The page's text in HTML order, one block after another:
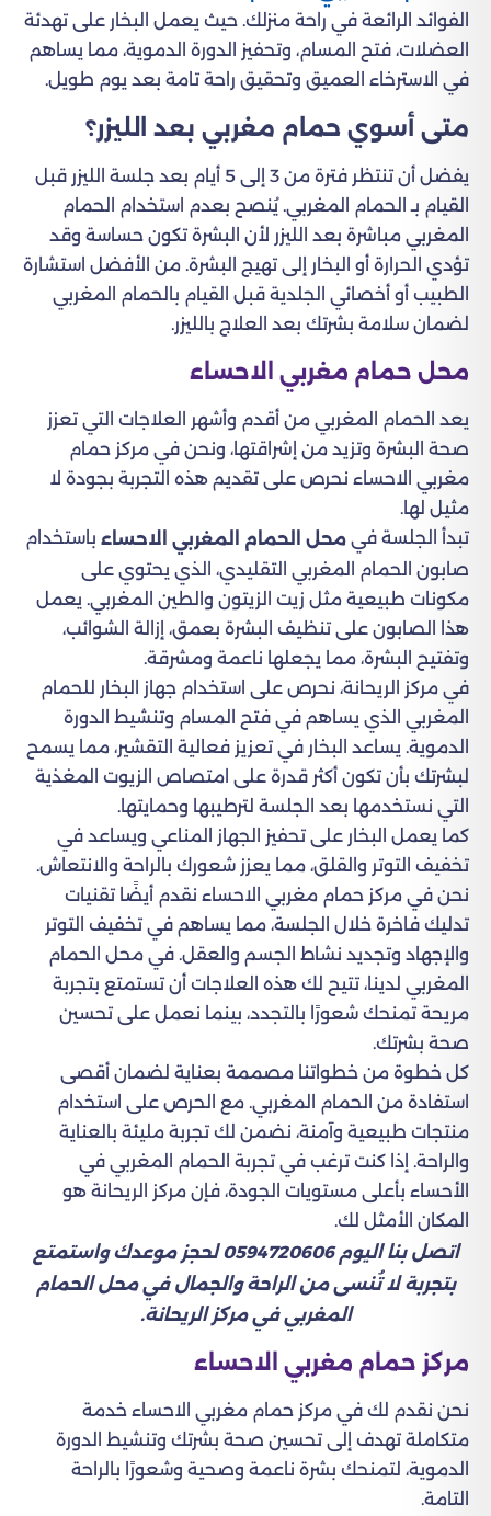
الفوائد الرائعة في راحة منزلك. حيث يعمل البخار على تهدئة
العضلات، فتح المسام، وتحفيز الدورة الدموية، مما يساهم
في الاسترخاء العميق وتحقيق راحة تامة بعد يوم طويل.
متى أسوي حمام مغربي بعد الليزر؟
يفضل أن تنتظر فترة من 3 إلى 5 أيام بعد جلسة الليزر قبل
القيام بـ الحمام المغربي. يُنصح بعدم استخدام الحمام
المغربي مباشرة بعد الليزر لأن البشرة تكون حساسة وقد
تؤدي الحرارة أو البخار إلى تهيج البشرة. من الأفضل استشارة
الطبيب أو أخصائي الجلدية قبل القيام بالحمام المغربي
لضمان سلامة بشرتك بعد العلاج بالليزر.
محل حمام مغربي الاحساء
يعد الحمام المغربي من أقدم وأشهر العلاجات التي تعزز
صحة البشرة وتزيد من إشراقتها، ونحن في مركز حمام
مغربي الاحساء نحرص على تقديم هذه التجربة بجودة لا
مثيل لها.
تبدأ الجلسة في محل الحمام المغربي الاحساء باستخدام
صابون الحمام المغربي التقليدي، الذي يحتوي على
مكونات طبيعية مثل زيت الزيتون والطين المغربي. يعمل
هذا الصابون على تنظيف البشرة بعمق، إزالة الشوائب،
وتفتيح البشرة، مما يجعلها ناعمة ومشرقة.
في مركز الريحانة، نحرص على استخدام جهاز البخار للحمام
المغربي الذي يساهم في فتح المسام وتنشيط الدورة
الدموية. يساعد البخار في تعزيز فعالية التقشير، مما يسمح
لبشرتك بأن تكون أكثر قدرة على امتصاص الزيوت المغذية
التي نستخدمها بعد الجلسة لترطيبها وحمايتها.
كما يعمل البخار على تحفيز الجهاز المناعي ويساعد في
تخفيف التوتر والقلق، مما يعزز شعورك بالراحة والانتعاش.
نحن في مركز حمام مغربي الاحساء نقدم أيضًا تقنيات
تدليك فاخرة خلال الجلسة، مما يساهم في تخفيف التوتر
والإجهاد وتجديد نشاط الجسم والعقل. في محل الحمام
المغربي لدينا، تتيح لك هذه العلاجات أن تستمتع بتجربة
مريحة تمنحك شعورًا بالتجدد، بينما نعمل على تحسين
صحة بشرتك.
كل خطوة من خطواتنا مصممة بعناية لضمان أقصى
استفادة من الحمام المغربي. مع الحرص على استخدام
منتجات طبيعية وآمنة، نضمن لك تجربة مليئة بالعناية
والراحة. إذا كنت ترغب في تجربة الحمام المغربي في
الأحساء بأعلى مستويات الجودة، فإن مركز الريحانة هو
المكان الأمثل لك.
اتصل بنا اليوم 0594720606 لحجز موعدك واستمتع
بتجربة لا تُنسى من الراحة والجمال في محل الحمام
المغربي في مركز الريحانة.
مركز حمام مغربي الاحساء
نحن نقدم لك في مركز حمام مغربي الاحساء خدمة
متكاملة تهدف إلى تحسين صحة بشرتك وتنشيط الدورة
الدموية، لتمنحك بشرة ناعمة وصحية وشعورًا بالراحة
التامة.